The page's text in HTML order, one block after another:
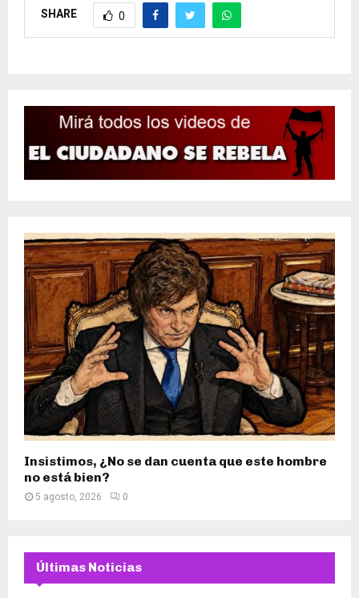
SHARE 0
Insistimos, ¿No se dan cuenta que este hombre
no está bien?
5 agosto, 2026 0
Últimas Noticias